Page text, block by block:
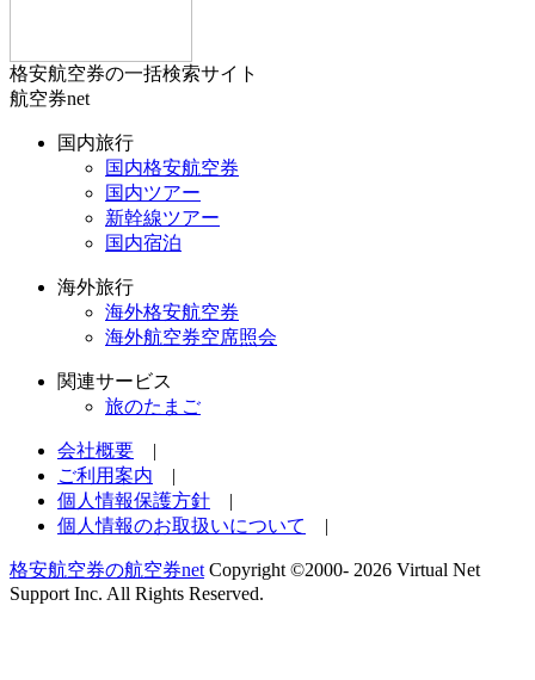
格安航空券の一括検索サイト
航空券net
国内旅行
国内格安航空券
国内ツアー
新幹線ツアー
国内宿泊
海外旅行
海外格安航空券
海外航空券空席照会
関連サービス
旅のたまご
会社概要 |
ご利用案内 |
個人情報保護方針 |
個人情報のお取扱いについて
|
格安航空券の航空券net Copyright ©2000- 2026 Virtual Net
Support Inc. All Rights Reserved.